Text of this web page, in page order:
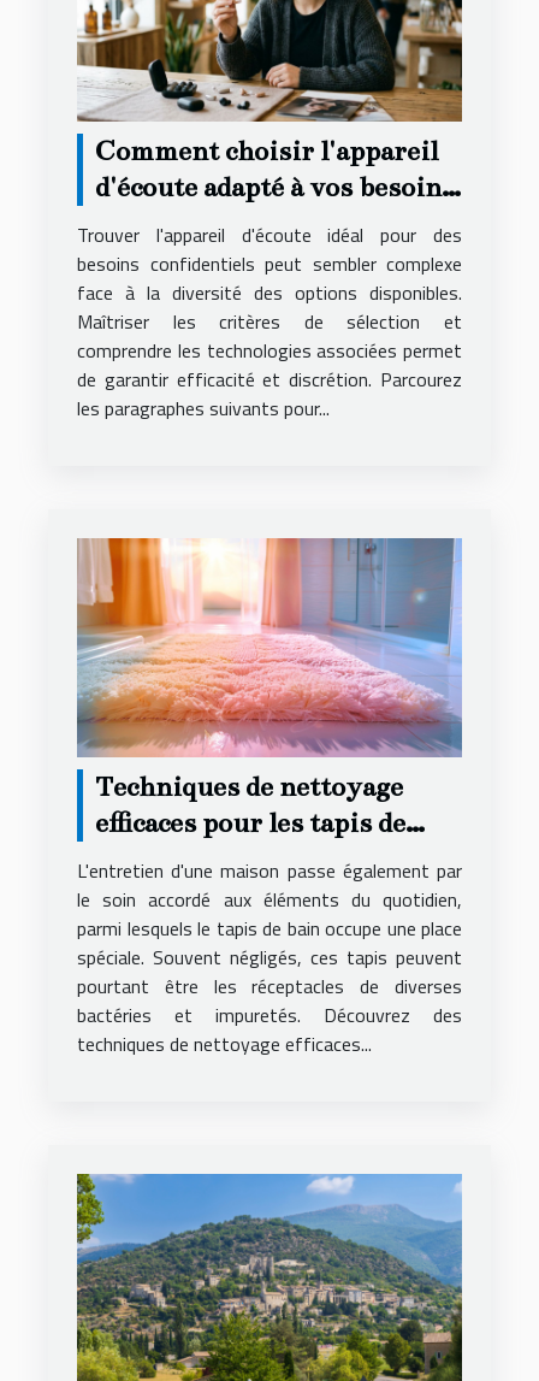
Comment choisir l'appareil
d'écoute adapté à vos besoins
secrets ?
Trouver l'appareil d'écoute idéal pour des
besoins confidentiels peut sembler complexe
face à la diversité des options disponibles.
Maîtriser les critères de sélection et
comprendre les technologies associées permet
de garantir efficacité et discrétion. Parcourez
les paragraphes suivants pour...
Techniques de nettoyage
efficaces pour les tapis de
bain
L'entretien d'une maison passe également par
le soin accordé aux éléments du quotidien,
parmi lesquels le tapis de bain occupe une place
spéciale. Souvent négligés, ces tapis peuvent
pourtant être les réceptacles de diverses
bactéries et impuretés. Découvrez des
techniques de nettoyage efficaces...